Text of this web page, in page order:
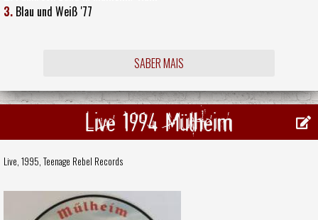
3. Blau und Weiß '77
SABER MAIS
Live 1994 Mülheim
Live, 1995, Teenage Rebel Records